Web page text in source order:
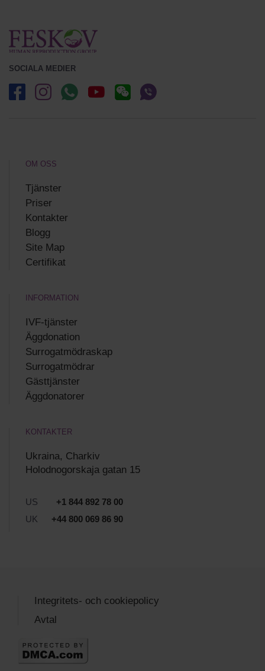
SOCIALA MEDIER
OM OSS
Tjänster
Priser
Kontakter
Blogg
Site Map
Certifikat
INFORMATION
IVF-tjänster
Äggdonation
Surrogatmödraskap
Surrogatmödrar
Gästtjänster
Äggdonatorer
KONTAKTER
Ukraina, Charkiv
Holodnogorskaja gatan 15
US
+1 844 892 78 00
UK
+44 800 069 86 90
Integritets- och cookiepolicy
Avtal